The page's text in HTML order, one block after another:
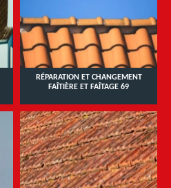
RÉPARATION ET CHANGEMENT
FAÎTIÈRE ET FAÎTAGE 69